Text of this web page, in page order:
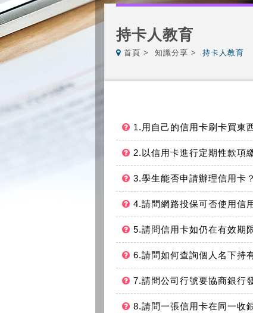
持卡人教育
首頁 知識分享 持卡人教育
1.用自己的信用卡刷卡買東
2.以信用卡進行定期性款項
3.學生能否申請辦理信用卡？
4.請問網路投保可否使用信
5.請問信用卡如仍在有效期
6.請問如何查詢個人名下持
7.請問公司行號要協商銀行
8.請問一張信用卡在同一收